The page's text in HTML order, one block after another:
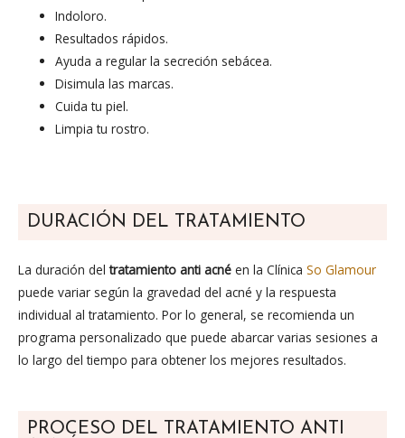
Indoloro.
Resultados rápidos.
Ayuda a regular la secreción sebácea.
Disimula las marcas.
Cuida tu piel.
Limpia tu rostro.
DURACIÓN DEL TRATAMIENTO
La duración deltratamiento anti acné en la Clínica So Glamour
puede variar según la gravedad del acné y la respuesta
individual al tratamiento. Por lo general, se recomienda un
programa personalizado que puede abarcar varias sesiones a
lo largo del tiempo para obtener los mejores resultados.
PROCESO DEL TRATAMIENTO ANTI